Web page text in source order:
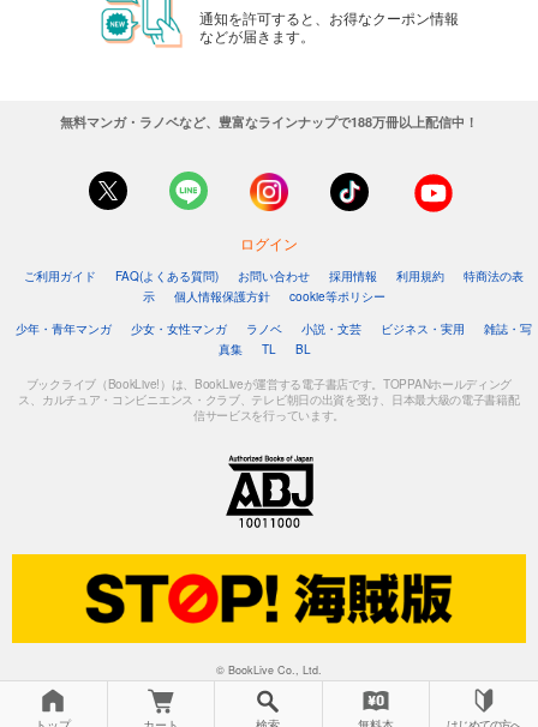
通知を許可すると、お得なクーポン情報
などが届きます。
無料マンガ・ラノベなど、豊富なラインナップで188万冊以上配信中！
ログイン
ご利用ガイド FAQ(よくある質問) お問い合わせ 採用情報 利用規約
特商法の表
示
個人情報保護方針
cookie等ポリシー
少年・青年マンガ
少女・女性マンガ ラノベ 小説・文芸 ビジネス・実用
雑誌・写
真集
TL BL
ブックライブ（BookLive!）は、BookLiveが運営する電子書店です。TOPPANホールディング
ス、カルチュア・コンビニエンス・クラブ、テレビ朝日の出資を受け、日本最大級の電子書籍配
信サービスを行っています。
© BookLive Co., Ltd.